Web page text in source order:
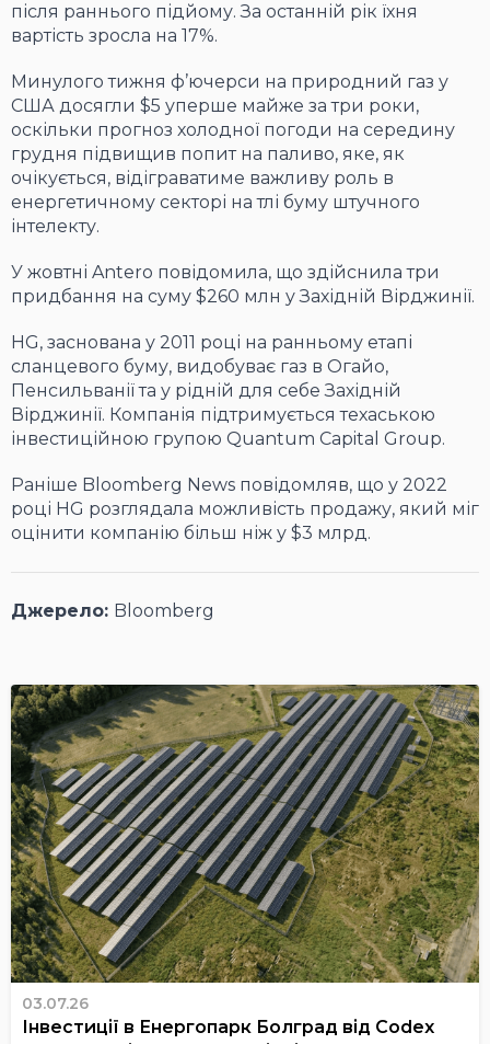
після раннього підйому. За останній рік їхня
вартість зросла на 17%.
Минулого тижня ф’ючерси на природний газ у
США досягли $5 уперше майже за три роки,
оскільки прогноз холодної погоди на середину
грудня підвищив попит на паливо, яке, як
очікується, відіграватиме важливу роль в
енергетичному секторі на тлі буму штучного
інтелекту.
У жовтні Antero повідомила, що здійснила три
придбання на суму $260 млн у Західній Вірджинії.
HG, заснована у 2011 році на ранньому етапі
сланцевого буму, видобуває газ в Огайо,
Пенсильванії та у рідній для себе Західній
Вірджинії. Компанія підтримується техаською
інвестиційною групою Quantum Capital Group.
Раніше Bloomberg News повідомляв, що у 2022
році HG розглядала можливість продажу, який міг
оцінити компанію більш ніж у $3 млрд.
Джерело: Bloomberg
03.07.26
Інвестиції в Енергопарк Болград від Codex